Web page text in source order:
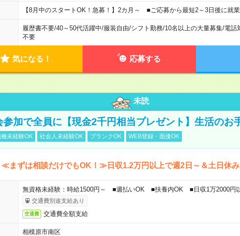
【8月中のスタートOK！急募！】2カ月～ ■ご応募から最短2～3日後に就業
履歴書不要/40～50代活躍中/服装自由/シフト勤務/10名以上の大量募集/電話
不要
気になる！ 応募する
未読
参加で全員に【現金2千円相当プレゼント】生活のお
未経験OK 社会人未経験OK ブランクOK WEB登録・面接OK
≪まずは相談だけでもOK！≫日収1.2万円以上で週2日～＆土日休み
無資格未経験：時給1500円～ ■週払いOK ■扶養内OK ■日収1万2000円
交通費別途支給あり
交通費 交通費全額支給
相模原市南区